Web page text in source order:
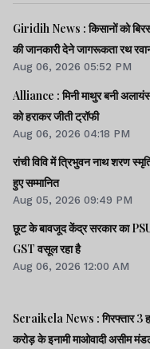
Giridih News : किसानों को
की जानकारी देने जागरूकता रथ
Aug 06, 2026 05:52 PM
Alliance : मिनी माथुर बनी
को हराकर जीती ट्रॉफी
Aug 06, 2026 04:18 PM
रांची विवि में त्रिभुवन नाथ शरण स्मृति
हुए सम्मानित
Aug 05, 2026 09:49 PM
छूट के बावजूद केंद्र सरकार का
GST वसूल रहा है
Aug 06, 2026 12:00 AM
Seraikela News : गिरफ्तार 3
करोड़ के इनामी माओवादी असीम